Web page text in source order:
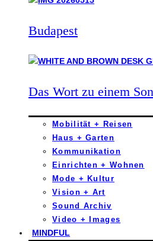
Budapest
Das Wort zu einem
Mobilität + Reisen
Haus + Garten
Kommunikation
Einrichten + Wohnen
Mode + Kultur
Vision + Art
Sound Archiv
Video + Images
MINDFUL